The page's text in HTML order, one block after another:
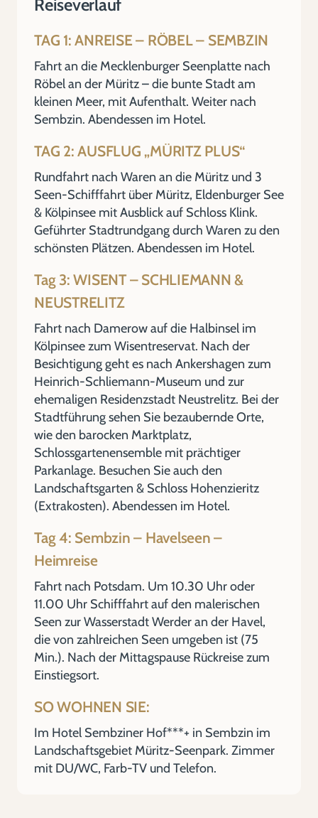
Reiseverlauf
TAG 1: ANREISE – RÖBEL – SEMBZIN
Fahrt an die Mecklenburger Seenplatte nach
Röbel an der Müritz – die bunte Stadt am
kleinen Meer, mit Aufenthalt. Weiter nach
Sembzin. Abendessen im Hotel.
TAG 2: AUSFLUG „MÜRITZ PLUS“
Rundfahrt nach Waren an die Müritz und 3
Seen-Schifffahrt über Müritz, Eldenburger See
& Kölpinsee mit Ausblick auf Schloss Klink.
Geführter Stadtrundgang durch Waren zu den
schönsten Plätzen. Abendessen im Hotel.
Tag 3: WISENT – SCHLIEMANN &
NEUSTRELITZ
Fahrt nach Damerow auf die Halbinsel im
Kölpinsee zum Wisentreservat. Nach der
Besichtigung geht es nach Ankershagen zum
Heinrich-Schliemann-Museum und zur
ehemaligen Residenzstadt Neustrelitz. Bei der
Stadtführung sehen Sie bezaubernde Orte,
wie den barocken Marktplatz,
Schlossgartenensemble mit prächtiger
Parkanlage. Besuchen Sie auch den
Landschaftsgarten & Schloss Hohenzieritz
(Extrakosten). Abendessen im Hotel.
Tag 4: Sembzin – Havelseen –
Heimreise
Fahrt nach Potsdam. Um 10.30 Uhr oder
11.00 Uhr Schifffahrt auf den malerischen
Seen zur Wasserstadt Werder an der Havel,
die von zahlreichen Seen umgeben ist (75
Min.). Nach der Mittagspause Rückreise zum
Einstiegsort.
SO WOHNEN SIE:
Im Hotel Sembziner Hof***+ in Sembzin im
Landschaftsgebiet Müritz-Seenpark. Zimmer
mit DU/WC, Farb-TV und Telefon.